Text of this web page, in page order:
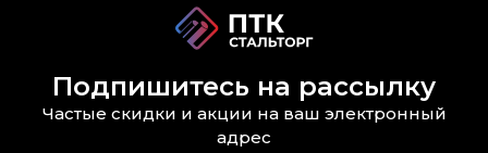
Подпишитесь на рассылку
Частые скидки и акции на ваш электронный
адрес